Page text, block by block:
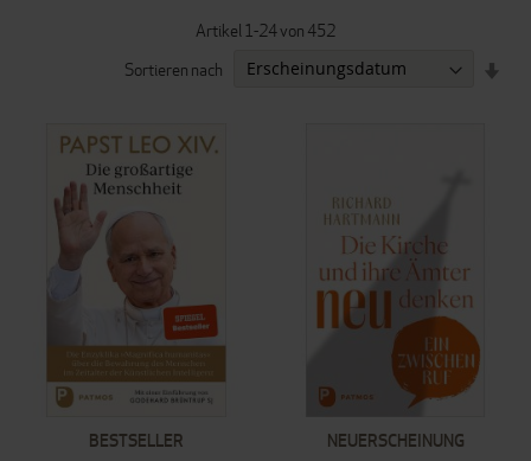
Artikel 1-24von 452
Sortieren nach
BESTSELLER
NEUERSCHEINUNG